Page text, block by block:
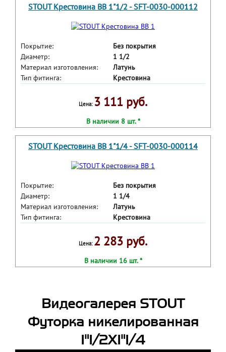
STOUT Крестовина ВВ 1"1/2 - SFT-0030-000112
Покрытие:
Без покрытия
Диаметр:
1 1/2
Материал изготовления:
Латунь
Тип фитинга:
Крестовина
Цена: 3 111 руб.
В наличии 8 шт. *
STOUT Крестовина ВВ 1"1/4 - SFT-0030-000114
Покрытие:
Без покрытия
Диаметр:
1 1/4
Материал изготовления:
Латунь
Тип фитинга:
Крестовина
Цена: 2 283 руб.
В наличии 16 шт. *
Видеогалерея STOUT
Футорка никелированная
1"1/2X1"1/4